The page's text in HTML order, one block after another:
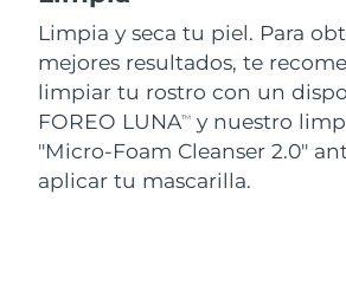
Limpia y seca tu piel. Para
mejores resultados, te
limpiar tu rostro con un
FOREO LUNATM
y nuestro
"Micro-Foam Cleanser 2.0"
aplicar tu mascarilla.